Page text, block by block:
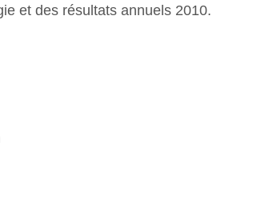
et des résultats annuels 2010.